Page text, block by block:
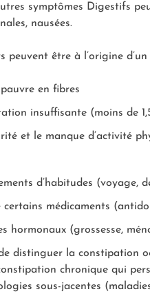
symptômes Digestifs
nausées.
peuvent être à l’origine
en fibres
insuffisante (moins de
et le manque d’activité
d’habitudes (voyage,
certains médicaments
hormonaux (grossesse,
distinguer la constipation
chronique qui
sous-jacentes